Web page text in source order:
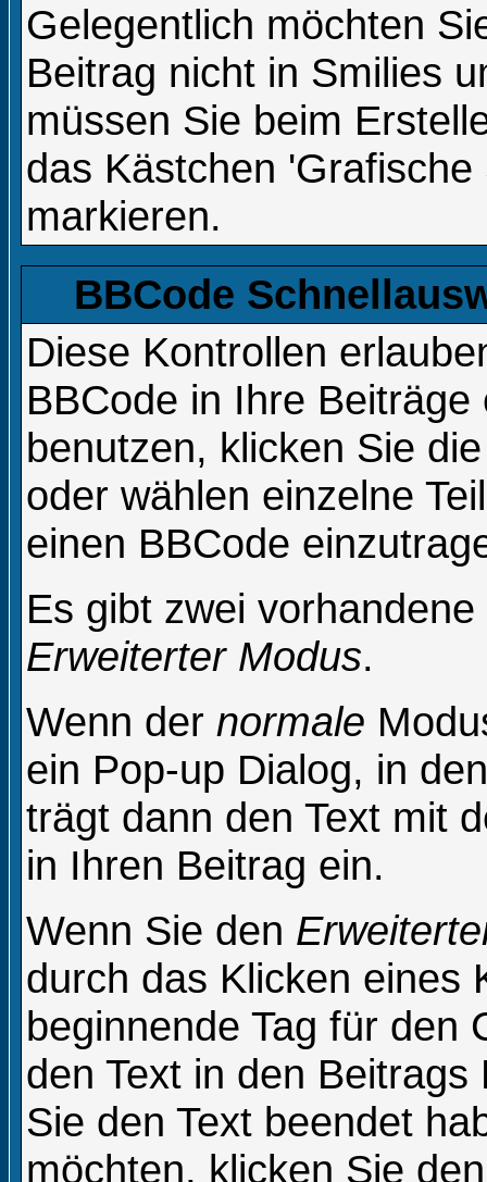
Gelegentlich möchten
Beitrag nicht in Smilies
müssen Sie beim
das Kästchen
markieren.
BBCode
Diese Kontrollen
BBCode in Ihre
benutzen, klicken Sie
oder wählen einzelne
einen BBCode
Es gibt zwei
Erweiterter Modus.
Wenn der normale
ein Pop-up Dialog, in
trägt dann den Text mit
in Ihren Beitrag ein.
Wenn Sie den
durch das Klicken eines
beginnende Tag für den
den Text in den
Sie den Text beendet
möchten, klicken Sie